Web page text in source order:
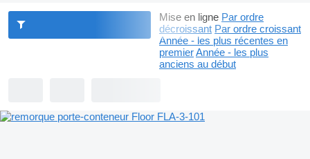
Mise en ligne Par ordre
décroissant Par ordre croissant
Année - les plus récentes en
premierAnnée - les plus
anciens au début